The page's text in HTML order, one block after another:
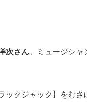
次さん 、ミュージシャ
ックジャック】をむさ